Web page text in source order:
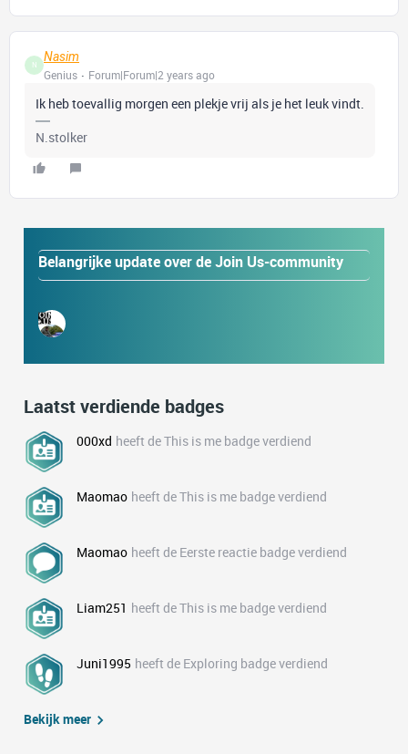
N
Nasim
Genius
Forum|Forum|2 years ago
Ik heb toevallig morgen een plekje vrij als je het leuk vindt.
N.stolker
Belangrijke update over de Join Us-community
Laatst verdiende badges
000xd heeft de This is me badge verdiend
Maomao heeft de This is me badge verdiend
Maomao heeft de Eerste reactie badge verdiend
Liam251 heeft de This is me badge verdiend
Juni1995 heeft de Exploring badge verdiend
Bekijk meer